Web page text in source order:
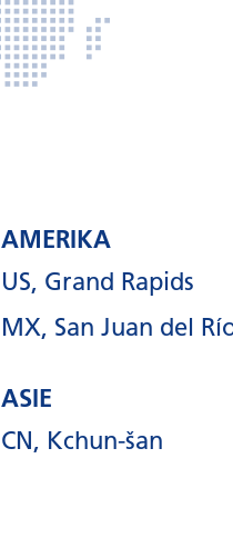
AMERIKA
US, Grand Rapids
MX, San Juan del
ASIE
CN, Kchun-šan